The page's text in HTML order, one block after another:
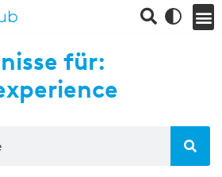
für: